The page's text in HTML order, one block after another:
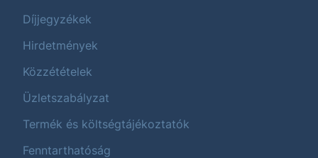
Díjjegyzékek
Hirdetmények
Közzétételek
Üzletszabályzat
Termék és költségtájékoztatók
Fenntarthatóság